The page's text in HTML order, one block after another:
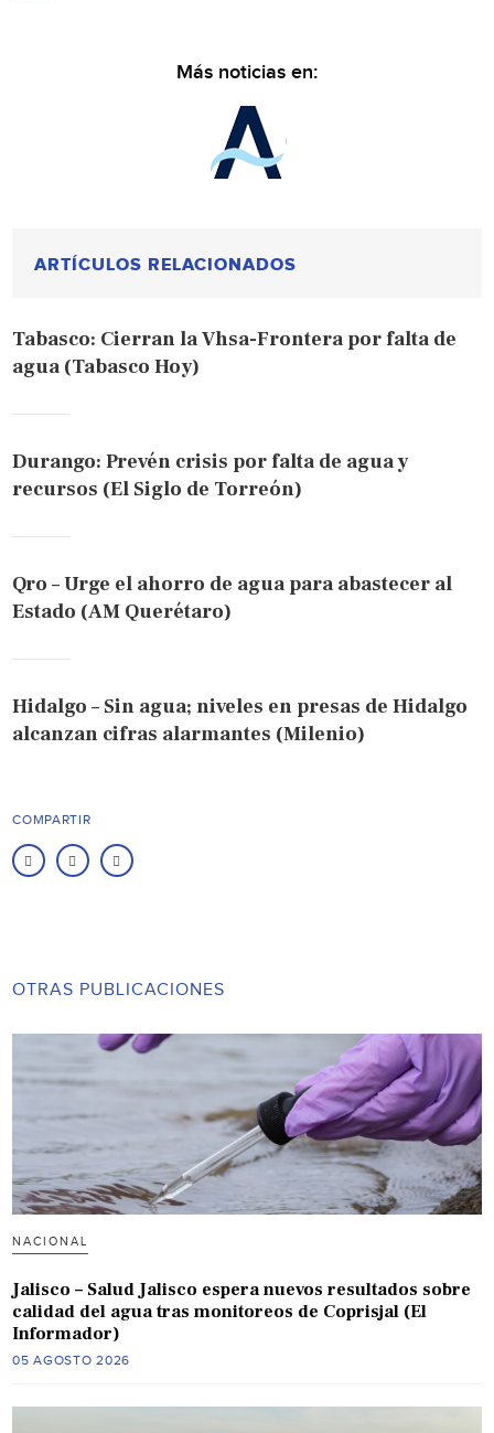
Más noticias en:
ARTÍCULOS RELACIONADOS
Tabasco: Cierran la Vhsa-Frontera por falta de
agua (Tabasco Hoy)
Durango: Prevén crisis por falta de agua y
recursos (El Siglo de Torreón)
Qro – Urge el ahorro de agua para abastecer al
Estado (AM Querétaro)
Hidalgo – Sin agua; niveles en presas de Hidalgo
alcanzan cifras alarmantes (Milenio)
COMPARTIR
OTRAS PUBLICACIONES
NACIONAL
Jalisco – Salud Jalisco espera nuevos resultados sobre
calidad del agua tras monitoreos de Coprisjal (El
Informador)
05 AGOSTO 2026